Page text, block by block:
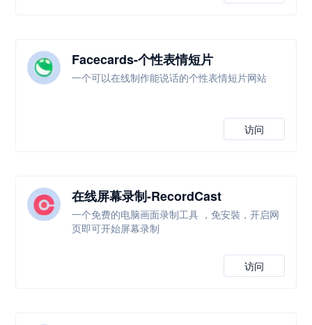
Facecards-个性表情短片
一个可以在线制作能说话的个性表情短片网站
访问
在线屏幕录制-RecordCast
一个免费的电脑画面录制工具 ，免安裝，开启网
页即可开始屏幕录制
访问